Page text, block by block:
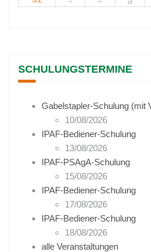
SCHULUNGSTERMINE
Gabelstapler-Schulung (mit
10/08/2026
IPAF-Bediener-Schulung
13/08/2026
IPAF-PSAgA-Schulung
15/08/2026
IPAF-Bediener-Schulung
17/08/2026
IPAF-Bediener-Schulung
18/08/2026
alle Veranstaltungen